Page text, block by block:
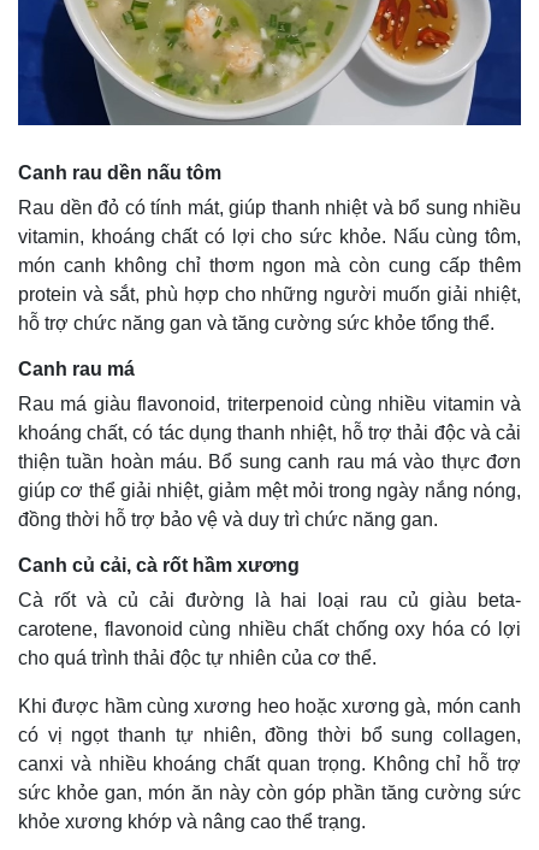
Thế giới
Quan sát
Hồ sơ
Multimedia
Video
Infographic
Canh rau dền nấu tôm
Rau dền đỏ có tính mát, giúp thanh nhiệt và bổ sung nhiều
vitamin, khoáng chất có lợi cho sức khỏe. Nấu cùng tôm,
món canh không chỉ thơm ngon mà còn cung cấp thêm
protein và sắt, phù hợp cho những người muốn giải nhiệt,
hỗ trợ chức năng gan và tăng cường sức khỏe tổng thể.
Canh rau má
Rau má giàu flavonoid, triterpenoid cùng nhiều vitamin và
khoáng chất, có tác dụng thanh nhiệt, hỗ trợ thải độc và cải
thiện tuần hoàn máu. Bổ sung canh rau má vào thực đơn
giúp cơ thể giải nhiệt, giảm mệt mỏi trong ngày nắng nóng,
đồng thời hỗ trợ bảo vệ và duy trì chức năng gan.
Canh củ cải, cà rốt hầm xương
Cà rốt và củ cải đường là hai loại rau củ giàu beta-
carotene, flavonoid cùng nhiều chất chống oxy hóa có lợi
cho quá trình thải độc tự nhiên của cơ thể.
Khi được hầm cùng xương heo hoặc xương gà, món canh
có vị ngọt thanh tự nhiên, đồng thời bổ sung collagen,
canxi và nhiều khoáng chất quan trọng. Không chỉ hỗ trợ
sức khỏe gan, món ăn này còn góp phần tăng cường sức
khỏe xương khớp và nâng cao thể trạng.